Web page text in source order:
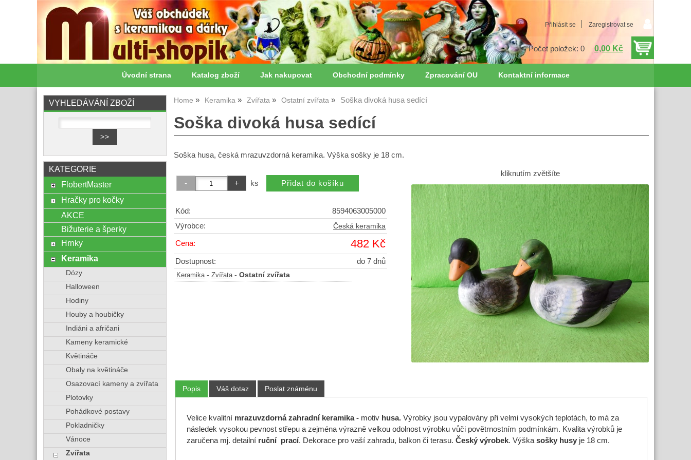
Přihlásit se Zaregistrovat se
Počet položek: 0 0,00 Kč
Úvodní strana Katalog zboží Jak nakupovat Obchodní podmínky Zpracování OU Kontaktní informace
Home Keramika Zvířata Ostatní zvířata Soška divoká husa sedící
Soška divoká husa sedící
Soška husa, česká mrazuvzdorná keramika. Výška sošky je 18 cm.
kliknutím zvětšíte
ks
Kód:
8594063005000
Výrobce:
Česká keramika
Cena: 482 Kč
Dostupnost: do 7 dnů
Keramika - Zvířata - Ostatní zvířata
Popis Váš dotaz Poslat známénu
Velice kvalitní mrazuvzdorná zahradní keramika -motivhusa.Výrobky jsou vypalovány při velmi vysokých teplotách, to má za
následek vysokou pevnost střepu a zejména výrazně velkou odolnost výrobku vůči povětrnostním podmínkám. Kvalita výrobků je
zaručena mj. detailníruční prací. Dekorace pro vaší zahradu, balkon či terasu. Český výrobek. Výškasošky husyje 18 cm.
VYHLEDÁVÁNÍ ZBOŽÍ
KATEGORIE
FlobertMaster
Hračky pro kočky
AKCE
Bižuterie a šperky
Hrnky
Keramika
Dózy
Halloween
Hodiny
Houby a houbičky
Indiáni a afričani
Kameny keramické
Květináče
Obaly na květináče
Osazovací kameny a zvířata
Plotovky
Pohádkové postavy
Pokladničky
Vánoce
Zvířata